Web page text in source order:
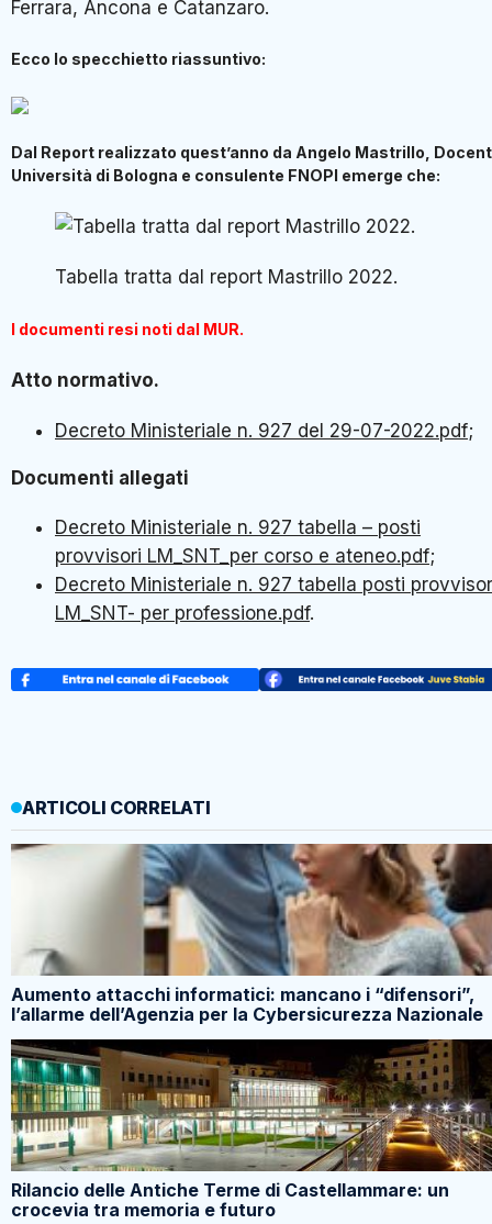
Ferrara, Ancona e Catanzaro.
Ecco lo specchietto riassuntivo:
Dal Report realizzato quest’anno da Angelo Mastrillo,
Università di Bologna e consulente FNOPI emerge che:
Tabella tratta dal report Mastrillo 2022.
I documenti resi noti dal MUR.
Atto normativo.
Decreto Ministeriale n. 927 del 29-07-2022.pdf;
Documenti allegati
Decreto Ministeriale n. 927 tabella – posti
provvisori LM_SNT_per corso e ateneo.pdf;
Decreto Ministeriale n. 927 tabella posti
LM_SNT- per professione.pdf.
ARTICOLI CORRELATI
Aumento attacchi informatici: mancano i “difensori”,
l’allarme dell’Agenzia per la Cybersicurezza Nazionale
Rilancio delle Antiche Terme di Castellammare: un
crocevia tra memoria e futuro